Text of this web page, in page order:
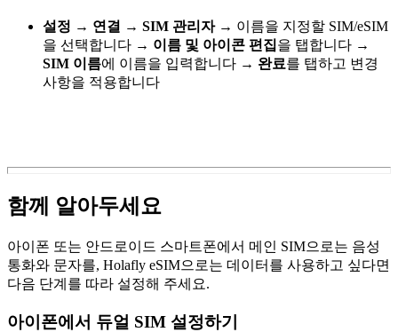
설정 → 연결 → SIM 관리자 → 이름을 지정할 SIM/eSIM
을 선택합니다 → 이름 및 아이콘 편집을 탭합니다 →
SIM 이름에 이름을 입력합니다 → 완료를 탭하고 변경
사항을 적용합니다
함께 알아두세요
아이폰 또는 안드로이드 스마트폰에서 메인 SIM으로는 음성
통화와 문자를, Holafly eSIM으로는 데이터를 사용하고 싶다면
다음 단계를 따라 설정해 주세요.
아이폰에서 듀얼 SIM 설정하기